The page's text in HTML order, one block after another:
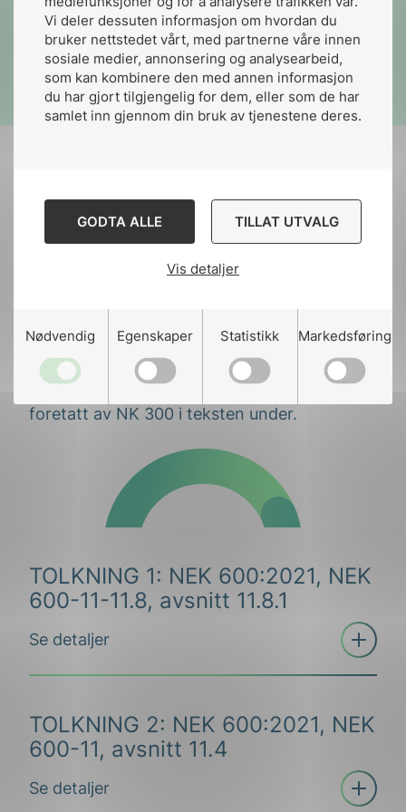
Vi deler dessuten informasjon om hvordan du
bruker nettstedet vårt, med partnerne våre innen
sosiale medier, annonsering og analysearbeid,
som kan kombinere den med annen informasjon
du har gjort tilgjengelig for dem, eller som de har
samlet inn gjennom din bruk av tjenestene deres.
GODTA ALLE TILLAT UTVALG
Vis detaljer
Nødvendig Egenskaper Statistikk Markedsføring
Spørsmål & svar (FAQ)
Les om NK 300
Spørsmål av prinsippiell karakter blir fremlagt
til drøfting i komiteen.
ha relevans, bør de likevel brukes med
forsiktighet på senere utgaver. Du vil også
foretatt av NK 300 i teksten under.
TOLKNING 1: NEK 600:2021, NEK
600-11-11.8, avsnitt 11.8.1
Se detaljer
Åpne
trekkspill
TOLKNING 1: NEK 600-11-11.8,
avsnitt 11.8.1 – Stiller krav til at
batterier for Nødnett skal
TOLKNING 2: NEK 600:2021, NEK
600-11, avsnitt 11.4
Se detaljer
Åpne
trekkspill